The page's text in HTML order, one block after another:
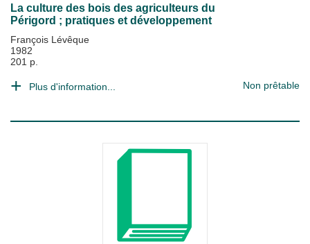
La culture des bois des agriculteurs du
Périgord ; pratiques et développement
François Lévêque
1982
201 p.
Plus d'information... Non prêtable